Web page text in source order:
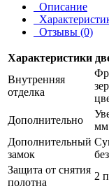
Описание
Отзывы (0)
Характеристики
Внутренняя
отделка
Дополнительно
мм
Дополнительный
замок
Защита от снятия
полотна
2